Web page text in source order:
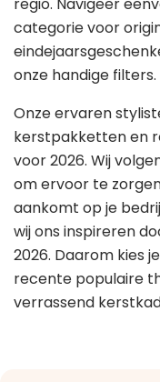
categorie voor
onze handige filters.
Onze ervaren
kerstpakketten en
voor 2026. Wij
om ervoor te
aankomt op je
wij ons inspireren
2026. Daarom kies
recente populaire
verrassend